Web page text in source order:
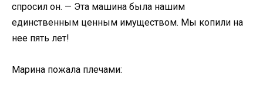
спросил он. — Эта машина была нашим
единственным ценным имуществом. Мы копили на
нее пять лет!
Марина пожала плечами: